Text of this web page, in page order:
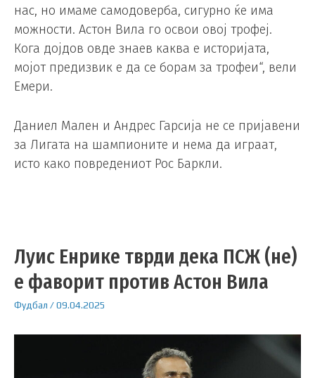
нас, но имаме самодоверба, сигурно ќе има
можности. Астон Вила го освои овој трофеј.
Кога дојдов овде знаев каква е историјата,
мојот предизвик е да се борам за трофеи“, вели
Емери.
Даниел Мален и Андрес Гарсија не се пријавени
за Лигата на шампионите и нема да играат,
исто како повредениот Рос Баркли.
Луис Енрике тврди дека ПСЖ (не)
е фаворит против Астон Вила
Фудбал /09.04.2025